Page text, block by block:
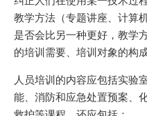
教学方法（专题讲座、计算
是否会比另一种更好，教学
的培训需要、培训对象的构成
人员培训的内容应包括实验
能、消防和应急处置预案、